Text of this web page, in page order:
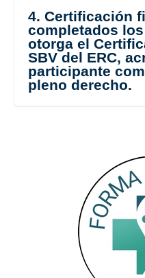
4. Certificación
completados
otorga el
SBV del ERC,
participante
pleno derecho.